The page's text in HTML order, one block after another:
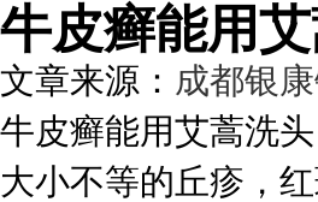
牛皮癣能用
文章来源： 成都银
牛皮癣能用艾蒿洗
大小不等的丘疹，